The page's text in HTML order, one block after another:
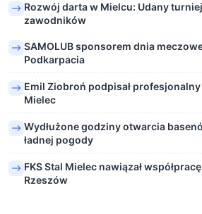
Rozwój darta w Mielcu: Udany
zawodników
SAMOLUB sponsorem dnia
Podkarpacia
Emil Ziobroń podpisał
Mielec
Wydłużone godziny otwarcia
ładnej pogody
FKS Stal Mielec nawiązał
Rzeszów